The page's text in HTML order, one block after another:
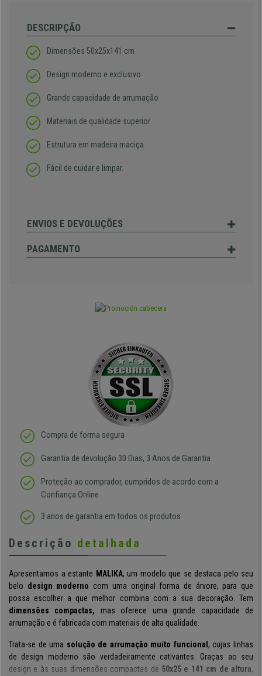
DESCRIPÇÃO
Dimensões 50x25x141 cm
Design moderno e exclusivo
Grande capacidade de arrumação
Materiais de qualidade superior
Estrutura em madeira maciça
Fácil de cuidar e limpar.
ENVIOS E DEVOLUÇÕES
PAGAMENTO
Compra de forma segura
Garantia de devolução 30 Dias, 3 Anos de Garantia
Proteção ao comprador, cumpridos de acordo com a
Confiança Online
3 anos de garantia em todos os produtos
Descrição detalhada
Apresentamos a estante MALIKA, um modelo que se destaca pelo seu
belo design moderno com uma original forma de árvore, para que
possa escolher a que melhor combina com a sua decoração. Tem
dimensões compactas, mas oferece uma grande capacidade de
arrumação e é fabricada com materiais de alta qualidade.
Trata-se de uma solução de arrumação muito funcional, cujas linhas
de design moderno são verdadeiramente cativantes. Graças ao seu
design e às suas dimensões compactas de 50x25 e 141 cm de altura,